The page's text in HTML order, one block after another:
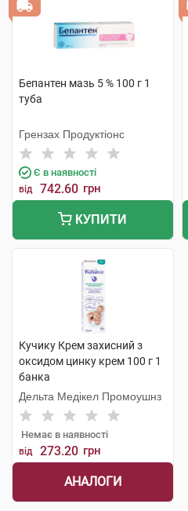
Бепантен мазь 5 % 100 г 1
туба
Грензах Продуктіонс
Є в наявності
від 742.60 грн
КУПИТИ
Кучику Крем захисний з
оксидом цинку крем 100 г 1
банка
Дельта Медікел Промоушнз
Немає в наявності
від 273.20 грн
АНАЛОГИ